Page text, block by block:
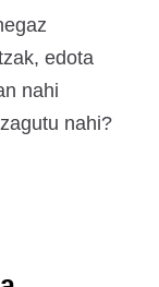
edota
nahi
nahi?